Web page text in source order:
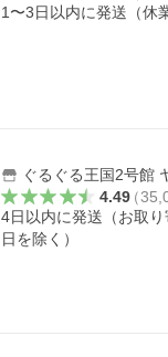
1〜3日以内に発送（休
ぐるぐる王国2号館
4.49（
4日以内に発送（お取
日を除く）